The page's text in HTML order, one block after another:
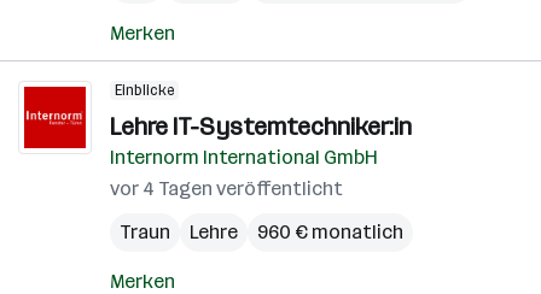
Merken
Einblicke
Lehre IT-Systemtechniker:in
Internorm International GmbH
vor 4 Tagen veröffentlicht
Traun
Lehre 960 € monatlich
Merken